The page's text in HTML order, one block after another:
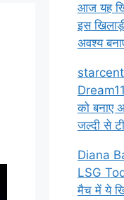
आज यह
इस
अवश्य
को बनाए
जल्दी से
Diana
LSG
मैच में ये